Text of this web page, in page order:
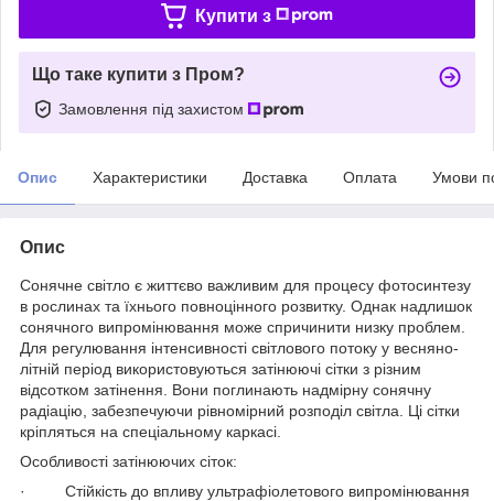
Купити з
Що таке купити з Пром?
Замовлення під захистом
Опис Характеристики Доставка Оплата Умови
Опис
Сонячне світло є життєво важливим для процесу фотосинтезу
в рослинах та їхнього повноцінного розвитку. Однак надлишок
сонячного випромінювання може спричинити низку проблем.
Для регулювання інтенсивності світлового потоку у весняно-
літній період використовуються затінюючі сітки з різним
відсотком затінення. Вони поглинають надмірну сонячну
радіацію, забезпечуючи рівномірний розподіл світла. Ці сітки
кріпляться на спеціальному каркасі.
Особливості затінюючих сіток:
· Стійкість до впливу ультрафіолетового випромінювання